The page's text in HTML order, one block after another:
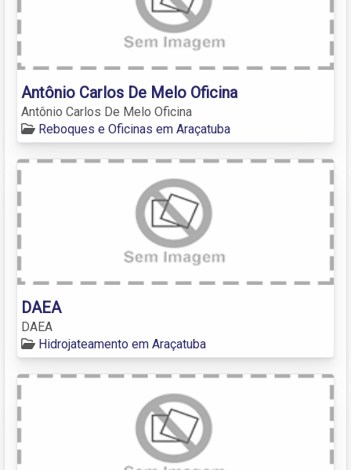
Antônio Carlos De Melo Oficina
Antônio Carlos De Melo Oficina
Reboques e Oficinas em Araçatuba
DAEA
DAEA
Hidrojateamento em Araçatuba